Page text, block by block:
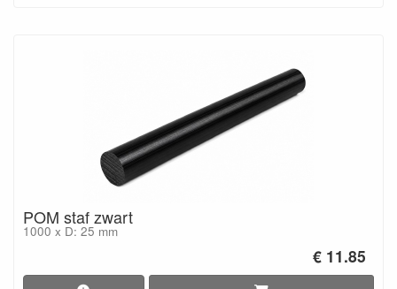
POM staf zwart
1000 x D: 25 mm
€ 11.85